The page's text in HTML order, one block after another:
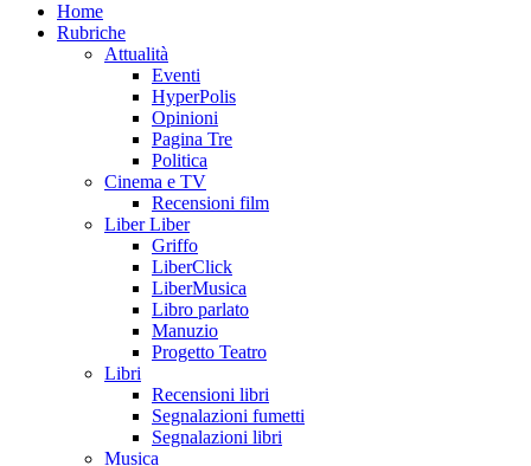
Home
Rubriche
Attualità
Eventi
HyperPolis
Opinioni
Pagina Tre
Politica
Cinema e TV
Recensioni film
Liber Liber
Griffo
LiberClick
LiberMusica
Libro parlato
Manuzio
Progetto Teatro
Libri
Recensioni libri
Segnalazioni fumetti
Segnalazioni libri
Musica